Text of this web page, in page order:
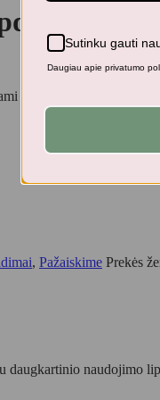
–
užpildyti paveikslėlį,
, Pažaiskime Prekės
daugkartinio naudojimo
Sutinku gauti
Daugiau apie privatumo